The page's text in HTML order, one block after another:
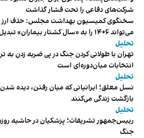
شرکت‌های دفاعی را تحت فشار گذاشت
سخنگوی کمیسیون بهداشت مجلس: حذف ارز
می‌تواند ۱۴۰۶ را به «سال کشتار بیماران» تبدیل کند
تحلیل
تهران با طولانی کردن جنگ در پی ضربه زدن به
انتخابات میان‌دوره‌ای است
تحلیل
نسل معلق؛ ایرانیانی که میان رفتن، دیده
بازگشت زندگی می‌کنند
تحلیل
رییس‌جمهور تشریفات؛ پزشکیان در حاشیه
جنگ